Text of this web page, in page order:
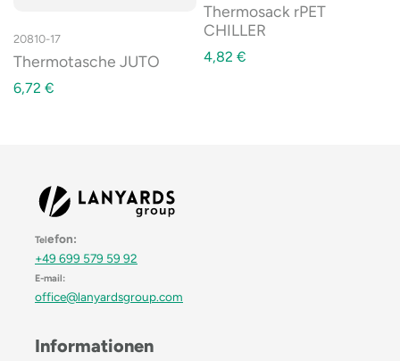
20810-17
Thermotasche JUTO
6,72 €
Thermosack rPET
CHILLER
4,82 €
Telefon:
+49 699 579 59 92
E-mail:
office@lanyardsgroup.com
Informationen